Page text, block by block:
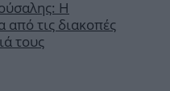
Η
από τις διακοπές
τους